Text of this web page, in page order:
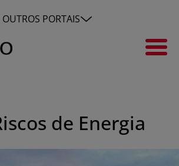
principal
Riscos de
OUTROS PORTAIS
de Energia